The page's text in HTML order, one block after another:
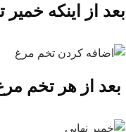
بعد از اینکه
بعد از هر تخم